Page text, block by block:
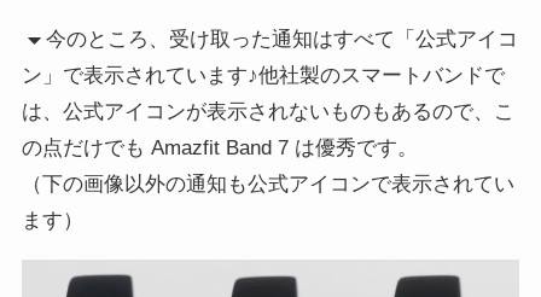
今のところ、受け取った通知はすべて「公式アイコ
ン」で表示されています♪他社製のスマートバンドで
は、公式アイコンが表示されないものもあるので、こ
の点だけでも Amazfit Band 7 は優秀です。
（下の画像以外の通知も公式アイコンで表示されてい
ます）